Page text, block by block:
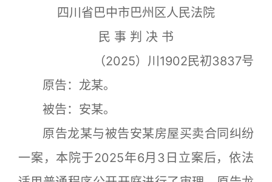
四川省巴中市巴州区人民法院
民 事 判 决 书
（2025）川1902民初3837号
原告：龙某。
被告：安某。
原告龙某与被告安某房屋买卖合同纠纷
一案，本院于2025年6月3日立案后，依法